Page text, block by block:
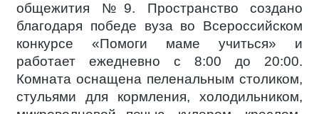
общежития №9. Пространство создано
благодаря победе вуза во Всероссийском
конкурсе «Помоги маме учиться» и
работает ежедневно с 8:00 до 20:00.
Комната оснащена пеленальным столиком,
стульями для кормления, холодильником,